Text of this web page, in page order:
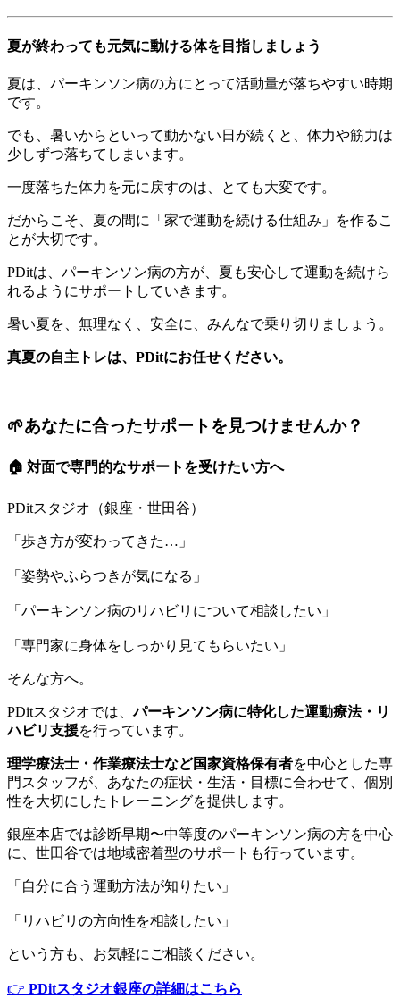
夏が終わっても元気に動ける体を目指しましょう
夏は、パーキンソン病の方にとって活動量が落ちやすい時期
です。
でも、暑いからといって動かない日が続くと、体力や筋力は
少しずつ落ちてしまいます。
一度落ちた体力を元に戻すのは、とても大変です。
だからこそ、夏の間に「家で運動を続ける仕組み」を作るこ
とが大切です。
PDitは、パーキンソン病の方が、夏も安心して運動を続けら
れるようにサポートしていきます。
暑い夏を、無理なく、安全に、みんなで乗り切りましょう。
真夏の自主トレは、PDitにお任せください。
🌱あなたに合ったサポートを見つけませんか？
🏠 対面で専門的なサポートを受けたい方へ
PDitスタジオ（銀座・世田谷）
「歩き方が変わってきた…」
「姿勢やふらつきが気になる」
「パーキンソン病のリハビリについて相談したい」
「専門家に身体をしっかり見てもらいたい」
そんな方へ。
PDitスタジオでは、パーキンソン病に特化した運動療法・リ
ハビリ支援を行っています。
理学療法士・作業療法士など国家資格保有者を中心とした専
門スタッフが、あなたの症状・生活・目標に合わせて、個別
性を大切にしたトレーニングを提供します。
銀座本店では診断早期〜中等度のパーキンソン病の方を中心
に、世田谷では地域密着型のサポートも行っています。
「自分に合う運動方法が知りたい」
「リハビリの方向性を相談したい」
という方も、お気軽にご相談ください。
👉 PDitスタジオ銀座の詳細はこちら